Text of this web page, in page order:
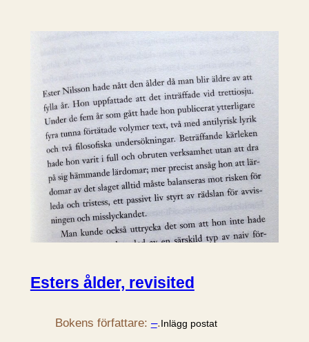
Esters ålder, revisited
Bokens författare: –.Inlägg postat